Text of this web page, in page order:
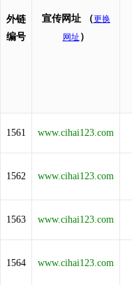
外链
编号
宣传网址 （更换
网址 ）
1561 www.cihai123.com
1562 www.cihai123.com
1563 www.cihai123.com
1564 www.cihai123.com